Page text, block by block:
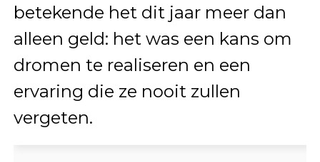
betekende het dit jaar meer dan
alleen geld: het was een kans om
dromen te realiseren en een
ervaring die ze nooit zullen
vergeten.